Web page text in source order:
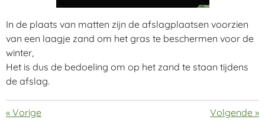
In de plaats van matten zijn de afslagplaatsen voorzien
van een laagje zand om het gras te beschermen voor de
winter,
Het is dus de bedoeling om op het zand te staan tijdens
de afslag.
« Vorige Volgende »